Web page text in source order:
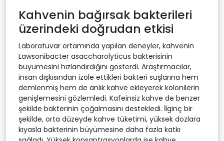
Kahvenin bağırsak bakterileri
üzerindeki doğrudan etkisi
Laboratuvar ortamında yapılan deneyler, kahvenin
Lawsonibacter asaccharolyticus bakterisinin
büyümesini hızlandırdığını gösterdi. Araştırmacılar,
insan dışkısından izole ettikleri bakteri suşlarına hem
demlenmiş hem de anlık kahve ekleyerek kolonilerin
genişlemesini gözlemledi. Kafeinsiz kahve de benzer
şekilde bakterinin çoğalmasını destekledi. İlginç bir
şekilde, orta düzeyde kahve tüketimi, yüksek dozlara
kıyasla bakterinin büyümesine daha fazla katkı